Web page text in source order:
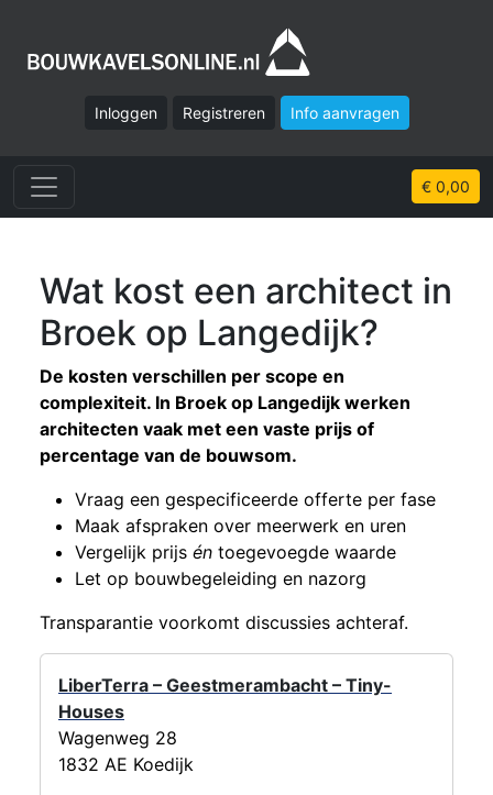
Inloggen Registreren Info aanvragen
€ 0,00
Wat kost een architect in
Broek op Langedijk?
De kosten verschillen per scope en
complexiteit. In Broek op Langedijk werken
architecten vaak met een vaste prijs of
percentage van de bouwsom.
Vraag een gespecificeerde offerte per fase
Maak afspraken over meerwerk en uren
Vergelijk prijs én toegevoegde waarde
Let op bouwbegeleiding en nazorg
Transparantie voorkomt discussies achteraf.
LiberTerra – Geestmerambacht – Tiny-
Houses
Wagenweg 28
1832 AE Koedijk